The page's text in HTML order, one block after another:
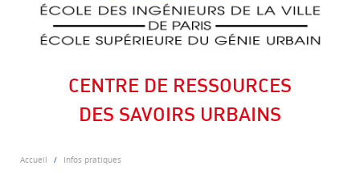
CENTRE DE RESSOURCES
DES SAVOIRS URBAINS
Accueil Infos pratiques